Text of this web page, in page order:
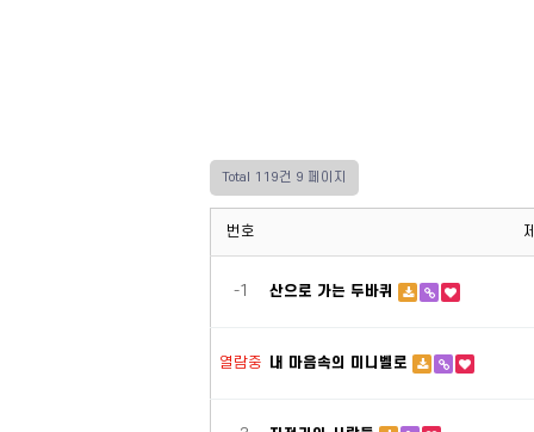
Total 119건 9 페이지
번호
-1 산으로 가는 두바퀴
열람중 내 마음속의 미니벨로